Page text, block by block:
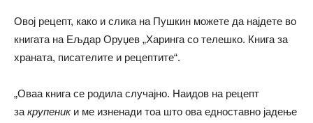
Овој рецепт, како и слика на Пушкин можете да најдете во
книгата на Ељдар Оруџев „Харинга со телешко. Книга за
храната, писателите и рецептите“.
„Оваа книга се родила случајно. Наидов на рецепт
за крупеники ме изненади тоа што ова едноставно јадење